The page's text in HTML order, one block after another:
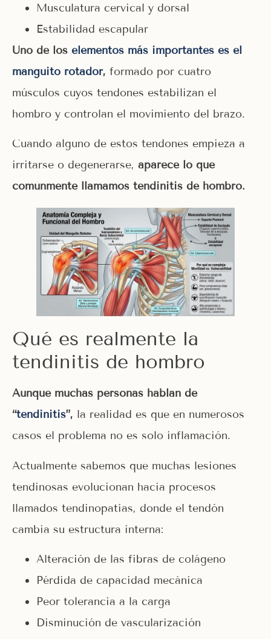
Musculatura cervical y dorsal
Estabilidad escapular
Uno de los elementos más importantes es el
manguito rotador, formado por cuatro
músculos cuyos tendones estabilizan el
hombro y controlan el movimiento del brazo.
Cuando alguno de estos tendones empieza a
irritarse o degenerarse, aparece lo que
comúnmente llamamos tendinitis de hombro.
Qué es realmente la
tendinitis de hombro
Aunque muchas personas hablan de
“tendinitis”, la realidad es que en numerosos
casos el problema no es solo inflamación.
Actualmente sabemos que muchas lesiones
tendinosas evolucionan hacia procesos
llamados tendinopatías, donde el tendón
cambia su estructura interna:
Alteración de las fibras de colágeno
Pérdida de capacidad mecánica
Peor tolerancia a la carga
Disminución de vascularización